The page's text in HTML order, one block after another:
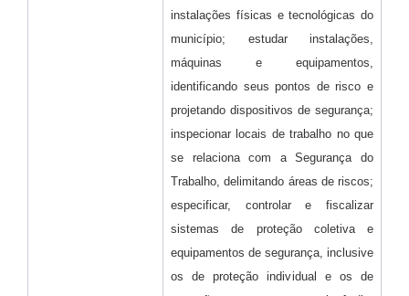
instalações físicas e tecnológicas do
município; estudar instalações,
máquinas e equipamentos,
identificando seus pontos de risco e
projetando dispositivos de segurança;
inspecionar locais de trabalho no que
se relaciona com a Segurança do
Trabalho, delimitando áreas de riscos;
especificar, controlar e fiscalizar
sistemas de proteção coletiva e
equipamentos de segurança, inclusive
os de proteção individual e os de